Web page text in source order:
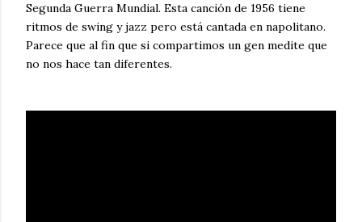
Segunda Guerra Mundial. Esta canción de 1956 tiene
ritmos de swing y jazz pero está cantada en napolitano.
Parece que al fin que si compartimos un gen medite que
no nos hace tan diferentes.